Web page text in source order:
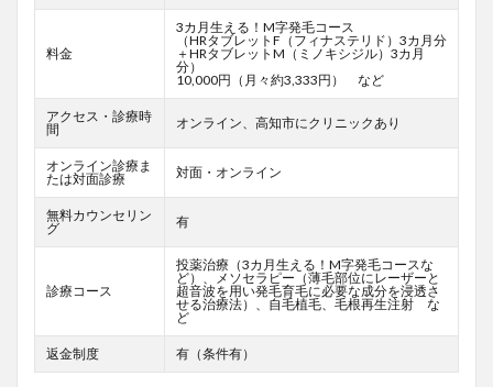
料金
3カ月生える！M字発毛コース
（HRタブレットF （フィナステリド）3カ月分
＋HRタブレットM（ミノキシジル）3カ月
分）
10,000円（月々約3,333円） など
アクセス・診療時
間
オンライン、高知市にクリニックあり
オンライン診療ま
たは対面診療
対面・オンライン
無料カウンセリン
グ
有
診療コース
投薬治療（3カ月生える！M字発毛コースな
ど）、メソセラピー（薄毛部位にレーザーと
超音波を用い発毛育毛に必要な成分を浸透さ
せる治療法）、自毛植毛、毛根再生注射 な
ど
返金制度 有（条件有）